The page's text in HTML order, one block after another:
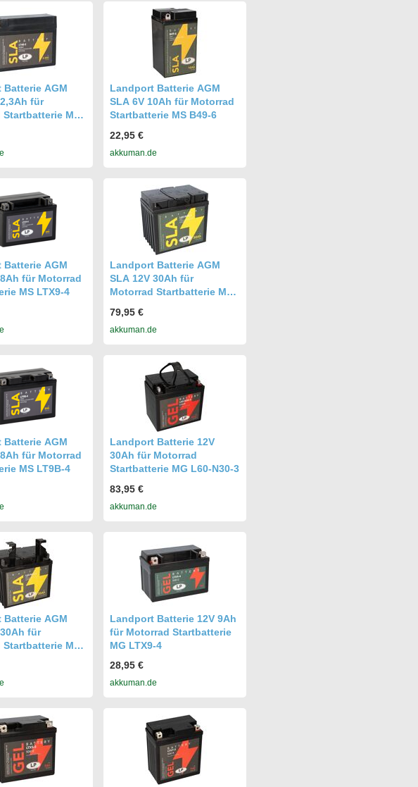
Batterie AGM
für
Startbatterie MS
Landport Batterie AGM
SLA 6V 10Ah für Motorrad
Startbatterie MS B49-6
22,95 €
akkuman.de
Batterie AGM
für Motorrad
MS LTX9-4
Landport Batterie AGM
SLA 12V 30Ah für
Motorrad Startbatterie MS
79,95 €
akkuman.de
Batterie AGM
für Motorrad
MS LT9B-4
Landport Batterie 12V
30Ah für Motorrad
Startbatterie MG L60-N30-3
83,95 €
akkuman.de
Batterie AGM
für
Startbatterie MS
Landport Batterie 12V 9Ah
für Motorrad Startbatterie
MG LTX9-4
28,95 €
akkuman.de